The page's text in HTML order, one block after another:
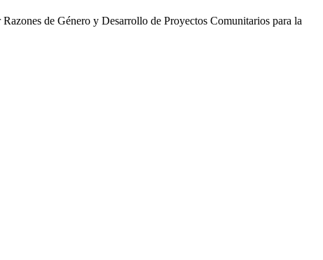
de Género y Desarrollo de Proyectos Comunitarios para la